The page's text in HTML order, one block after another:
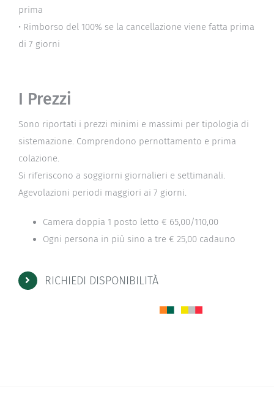
prima
• Rimborso del 100% se la cancellazione viene fatta prima
di 7 giorni
I Prezzi
Sono riportati i prezzi minimi e massimi per tipologia di
sistemazione. Comprendono pernottamento e prima
colazione.
Si riferiscono a soggiorni giornalieri e settimanali.
Agevolazioni periodi maggiori ai 7 giorni.
Camera doppia 1 posto letto € 65,00/110,00
Ogni persona in più sino a tre € 25,00 cadauno
RICHIEDI DISPONIBILITÀ